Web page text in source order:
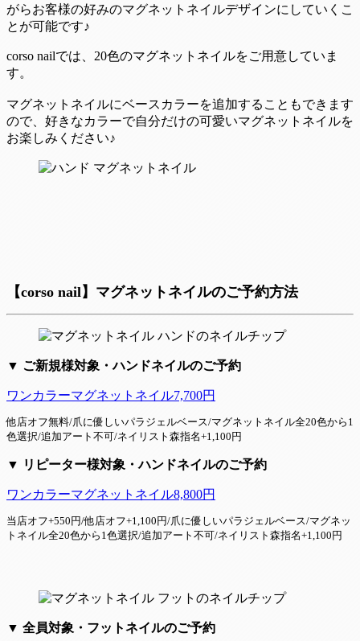
がらお客様の好みのマグネットネイルデザインにしていくこ
とが可能です♪
corso nailでは、20色のマグネットネイルをご用意していま
す。
マグネットネイルにベースカラーを追加することもできます
ので、好きなカラーで自分だけの可愛いマグネットネイルを
お楽しみください♪
【corso nail】マグネットネイルのご予約方法
▼ ご新規様対象・ハンドネイルのご予約
ワンカラーマグネットネイル7,700円
他店オフ無料/爪に優しいパラジェルベース/マグネットネイル全20色から1
色選択/追加アート不可/ネイリスト森指名+1,100円
▼ リピーター様対象・ハンドネイルのご予約
ワンカラーマグネットネイル8,800円
当店オフ+550円/他店オフ+1,100円/爪に優しいパラジェルベース/マグネッ
トネイル全20色から1色選択/追加アート不可/ネイリスト森指名+1,100円
▼ 全員対象・フットネイルのご予約